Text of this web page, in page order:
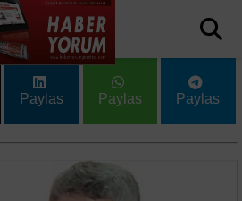
Paylas Paylas Paylas